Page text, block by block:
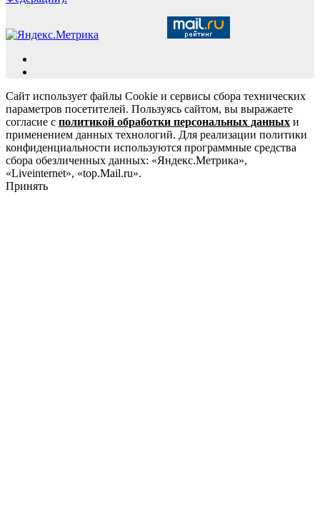
Сайт использует файлы Cookie и сервисы сбора технических
параметров посетителей. Пользуясь сайтом, вы выражаете
согласие с политикой обработки персональных данных и
применением данных технологий. Для реализации политики
конфиденциальности используются программные средства
сбора обезличенных данных: «Яндекс.Метрика»,
«Liveinternet», «top.Mail.ru».
Принять